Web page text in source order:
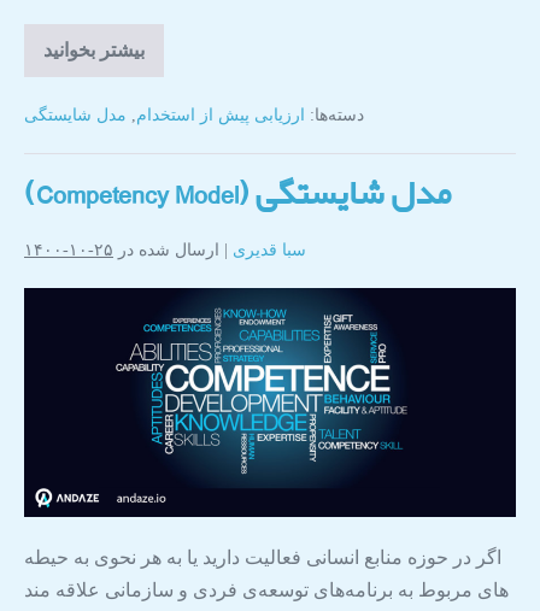
بیشتر بخوانید
دسته‌ها: ارزیابی پیش از استخدام, مدل شایستگی
مدل شایستگی (Competency Model)
سبا قدیری| ارسال شده در ۲۵-۱۰-۱۴۰۰
اگر در حوزه منابع انسانی فعالیت دارید یا به هر نحوی به حیطه
های مربوط به برنامه‌های توسعه‌ی فردی و سازمانی علاقه مند